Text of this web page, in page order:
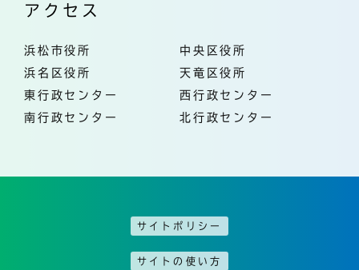
アクセス
浜松市役所
中央区役所
浜名区役所
天竜区役所
東行政センター
西行政センター
南行政センター
北行政センター
サイトポリシー
サイトの使い方